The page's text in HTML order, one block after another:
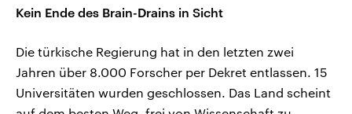
Kein Ende des Brain-Drains in Sicht
Die türkische Regierung hat in den letzten zwei
Jahren über 8.000 Forscher per Dekret entlassen. 15
Universitäten wurden geschlossen. Das Land scheint